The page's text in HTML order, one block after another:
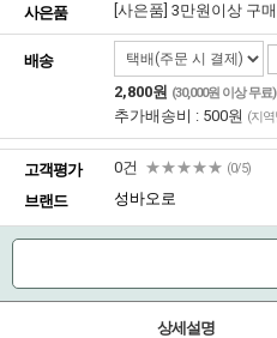
사은품 [사은품] 3만원이상 구
배송
2,800원 (30,000원 이상 무료)
추가배송비 : 500원 (지
고객평가 0건 ★★★★★ (0/5)
브랜드 성바오로
상세설명